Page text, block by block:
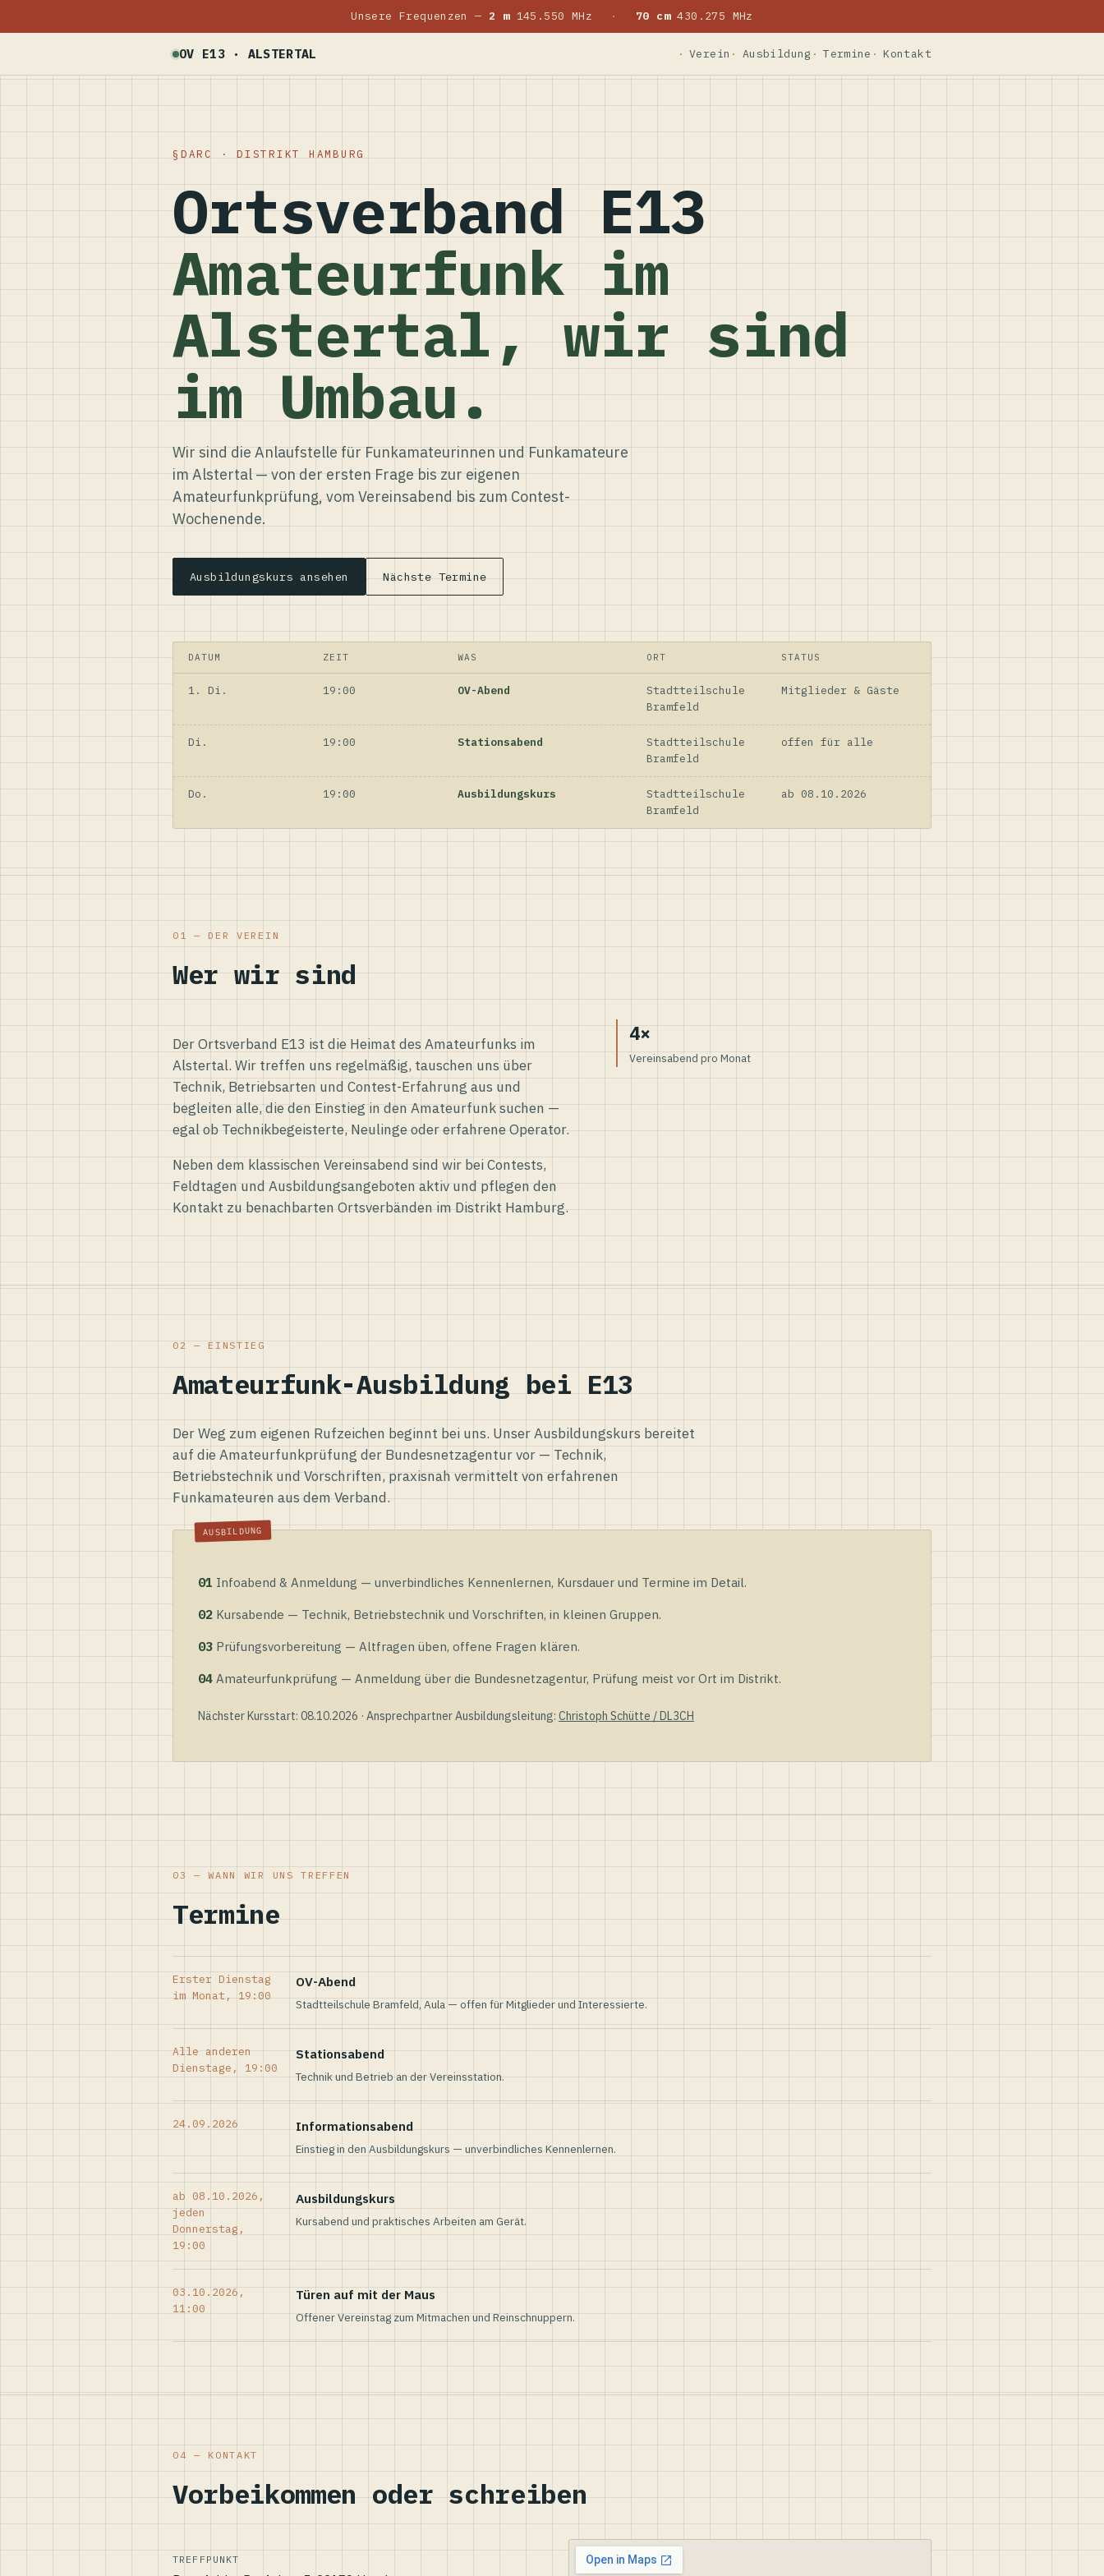
Unsere Frequenzen — 2 m145.550 MHz · 70 cm430.275 MHz
OV E13 · ALSTERTAL Verein Ausbildung Termine Kontakt
DARC · DISTRIKT HAMBURG
Ortsverband E13
Amateurfunk im
Alstertal, wir sind
im Umbau.
Wir sind die Anlaufstelle für Funkamateurinnen und Funkamateure
im Alstertal — von der ersten Frage bis zur eigenen
Amateurfunkprüfung, vom Vereinsabend bis zum Contest-
Wochenende.
Ausbildungskurs ansehen Nächste Termine
DATUM ZEIT WAS ORT STATUS
1. Di. 19:00 OV-Abend
Stadtteilschule
Bramfeld
Mitglieder & Gäste
Di. 19:00 Stationsabend
Stadtteilschule
Bramfeld
offen für alle
Do. 19:00 Ausbildungskurs
Stadtteilschule
Bramfeld
ab 08.10.2026
01 — DER VEREIN
Wer wir sind
Der Ortsverband E13 ist die Heimat des Amateurfunks im
Alstertal. Wir treffen uns regelmäßig, tauschen uns über
Technik, Betriebsarten und Contest-Erfahrung aus und
begleiten alle, die den Einstieg in den Amateurfunk suchen —
egal ob Technikbegeisterte, Neulinge oder erfahrene Operator.
Neben dem klassischen Vereinsabend sind wir bei Contests,
Feldtagen und Ausbildungsangeboten aktiv und pflegen den
Kontakt zu benachbarten Ortsverbänden im Distrikt Hamburg.
4×
Vereinsabend pro Monat
02 — EINSTIEG
Amateurfunk-Ausbildung bei E13
Der Weg zum eigenen Rufzeichen beginnt bei uns. Unser Ausbildungskurs bereitet
auf die Amateurfunkprüfung der Bundesnetzagentur vor — Technik,
Betriebstechnik und Vorschriften, praxisnah vermittelt von erfahrenen
Funkamateuren aus dem Verband.
01 Infoabend & Anmeldung — unverbindliches Kennenlernen, Kursdauer und Termine im Detail.
02 Kursabende — Technik, Betriebstechnik und Vorschriften, in kleinen Gruppen.
03 Prüfungsvorbereitung — Altfragen üben, offene Fragen klären.
04 Amateurfunkprüfung — Anmeldung über die Bundesnetzagentur, Prüfung meist vor Ort im Distrikt.
Nächster Kursstart: 08.10.2026 · Ansprechpartner Ausbildungsleitung: Christoph Schütte / DL3CH
03 — WANN WIR UNS TREFFEN
Termine
Erster Dienstag
im Monat, 19:00
OV-Abend
Stadtteilschule Bramfeld, Aula — offen für Mitglieder und Interessierte.
Alle anderen
Dienstage, 19:00
Stationsabend
Technik und Betrieb an der Vereinsstation.
24.09.2026 Informationsabend
Einstieg in den Ausbildungskurs — unverbindliches Kennenlernen.
ab 08.10.2026,
jeden
Donnerstag,
19:00
Ausbildungskurs
Kursabend und praktisches Arbeiten am Gerät.
03.10.2026,
11:00
Türen auf mit der Maus
Offener Vereinstag zum Mitmachen und Reinschnuppern.
04 — KONTAKT
Vorbeikommen oder schreiben
TREFFPUNKT